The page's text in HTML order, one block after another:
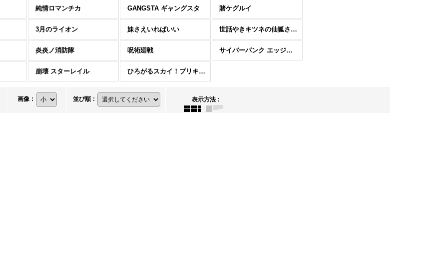
純情ロマンチカ GANGSTA ギャングスタ 賭ケグルイ
3月のライオン 妹さえいればいい 世話やきキツネの仙狐さん
炎炎ノ消防隊 呪術廻戦 サイバーパンク エッジランナーズ
崩壊 スターレイル ひろがるスカイ！プリキュア
画像 : 並び順 : 表示方法 :